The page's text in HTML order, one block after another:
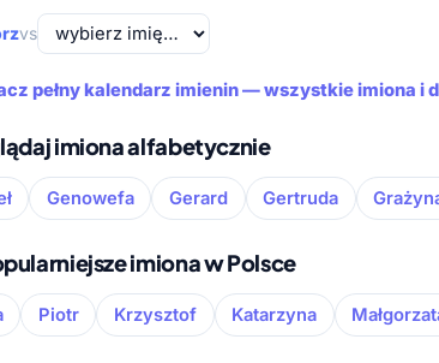
vs
pełny kalendarz imienin — wszystkie imiona i
imiona alfabetycznie
Genowefa Gerard Gertruda
imiona w Polsce
Piotr Krzysztof Katarzyna